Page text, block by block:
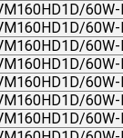
60W-
60W-